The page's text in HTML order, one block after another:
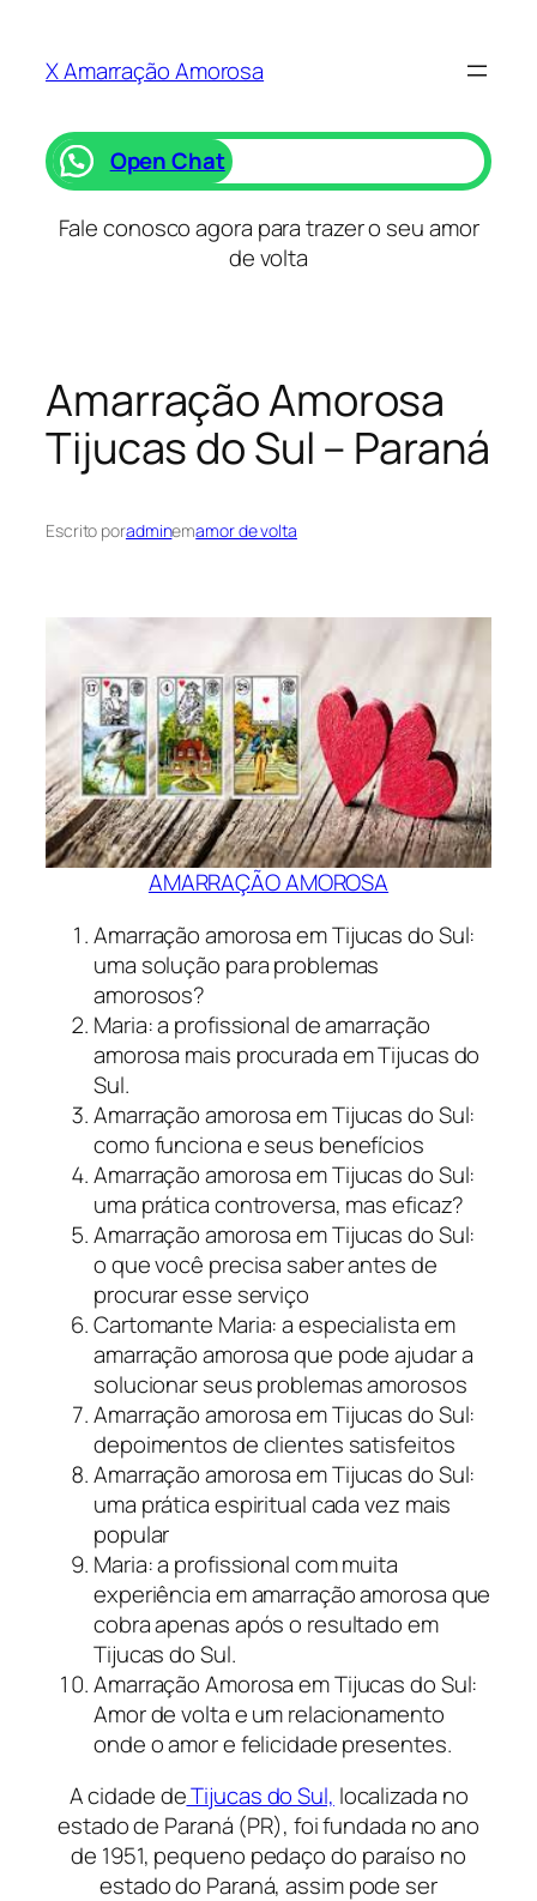
X Amarração Amorosa
Open Chat
Fale conosco agora para trazer o seu amor
de volta
Amarração Amorosa
Tijucas do Sul – Paraná
Escrito poradminemamor de volta
AMARRAÇÃO AMOROSA
Amarração amorosa em Tijucas do Sul:
uma solução para problemas
amorosos?
Maria: a profissional de amarração
amorosa mais procurada em Tijucas do
Sul.
Amarração amorosa em Tijucas do Sul:
como funciona e seus benefícios
Amarração amorosa em Tijucas do Sul:
uma prática controversa, mas eficaz?
Amarração amorosa em Tijucas do Sul:
o que você precisa saber antes de
procurar esse serviço
Cartomante Maria: a especialista em
amarração amorosa que pode ajudar a
solucionar seus problemas amorosos
Amarração amorosa em Tijucas do Sul:
depoimentos de clientes satisfeitos
Amarração amorosa em Tijucas do Sul:
uma prática espiritual cada vez mais
popular
Maria: a profissional com muita
experiência em amarração amorosa que
cobra apenas após o resultado em
Tijucas do Sul.
Amarração Amorosa em Tijucas do Sul:
Amor de volta e um relacionamento
onde o amor e felicidade presentes.
A cidade deTijucas do Sul, localizada no
estado de Paraná (PR), foi fundada no ano
de 1951, pequeno pedaço do paraíso no
estado do Paraná, assim pode ser